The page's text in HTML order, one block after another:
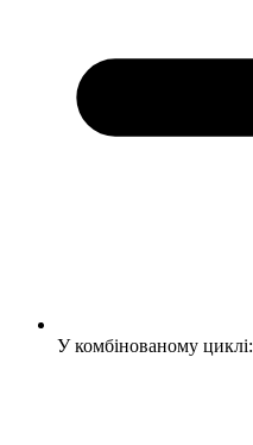
У комбінованому циклі: